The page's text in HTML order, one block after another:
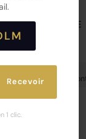
Recevoir
1 clic.
MONTRES HOMME
Montres Homme